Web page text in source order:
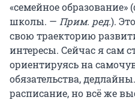
«семейное
школы. — Прим. ред.).
свою траекторию
интересы. Сейчас я сам
ориентируясь на
обязательства,
расписание, но всё же